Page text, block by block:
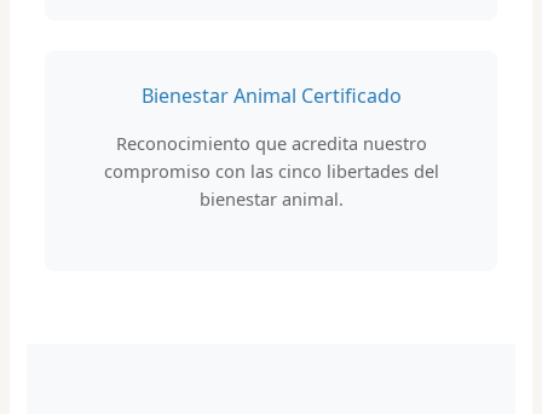
Bienestar Animal Certificado
Reconocimiento que acredita nuestro
compromiso con las cinco libertades del
bienestar animal.